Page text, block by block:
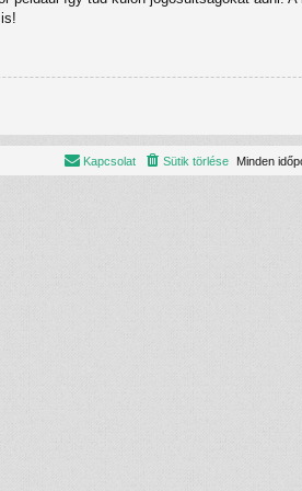
Minden
Sütik törlése
Kapcsolat